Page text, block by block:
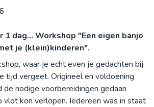
dag... Workshop "Een eigen banjo
je (klein)kinderen".
waar je echt even je gedachten bij
tijd vergeet. Origineel en voldoening
de nodige voorbereidingen gedaan
vlot kon verlopen. Iedereen was in staat